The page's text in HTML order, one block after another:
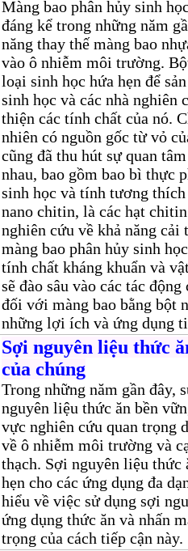
Màng bao phân hủy sinh
đáng kể trong những năm
năng thay thế màng bao
vào ô nhiễm môi trường.
loại sinh học hứa hẹn để
sinh học và các nhà nghiên
thiện các tính chất của nó.
nhiên có nguồn gốc từ vỏ
cũng đã thu hút sự quan
nhau, bao gồm bao bì thực
sinh học và tính tương
nano chitin, là các hạt
nghiên cứu về khả năng cải
màng bao phân hủy sinh
tính chất kháng khuẩn và
sẽ đào sâu vào các tác
đối với màng bao bằng bột
những lợi ích và ứng dụng
Sợi nguyên liệu thức
của chúng
Trong những năm gần đây,
nguyên liệu thức ăn bền
vực nghiên cứu quan trọng
về ô nhiễm môi trường và
thạch. Sợi nguyên liệu thức
hẹn cho các ứng dụng đa
hiểu về việc sử dụng sợi
ứng dụng thức ăn và nhấn
trọng của cách tiếp cận này.